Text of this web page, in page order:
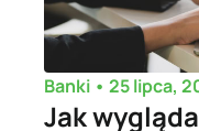
Banki • 25 lipca,
Jak